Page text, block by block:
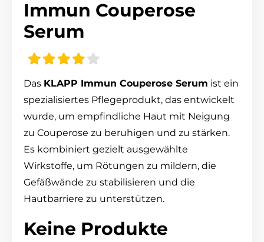
Immun Couperose
Serum
Das KLAPP Immun Couperose Serum ist ein
spezialisiertes Pflegeprodukt, das entwickelt
wurde, um empfindliche Haut mit Neigung
zu Couperose zu beruhigen und zu stärken.
Es kombiniert gezielt ausgewählte
Wirkstoffe, um Rötungen zu mildern, die
Gefäßwände zu stabilisieren und die
Hautbarriere zu unterstützen.
Keine Produkte